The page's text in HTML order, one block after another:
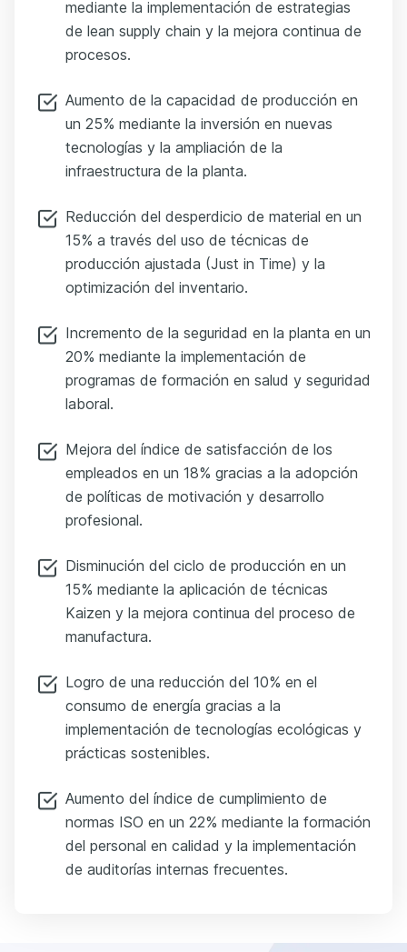
mediante la implementación de estrategias
de lean supply chain y la mejora continua de
procesos.
Aumento de la capacidad de producción en
un 25% mediante la inversión en nuevas
tecnologías y la ampliación de la
infraestructura de la planta.
Reducción del desperdicio de material en un
15% a través del uso de técnicas de
producción ajustada (Just in Time) y la
optimización del inventario.
Incremento de la seguridad en la planta en un
20% mediante la implementación de
programas de formación en salud y seguridad
laboral.
Mejora del índice de satisfacción de los
empleados en un 18% gracias a la adopción
de políticas de motivación y desarrollo
profesional.
Disminución del ciclo de producción en un
15% mediante la aplicación de técnicas
Kaizen y la mejora continua del proceso de
manufactura.
Logro de una reducción del 10% en el
consumo de energía gracias a la
implementación de tecnologías ecológicas y
prácticas sostenibles.
Aumento del índice de cumplimiento de
normas ISO en un 22% mediante la formación
del personal en calidad y la implementación
de auditorías internas frecuentes.